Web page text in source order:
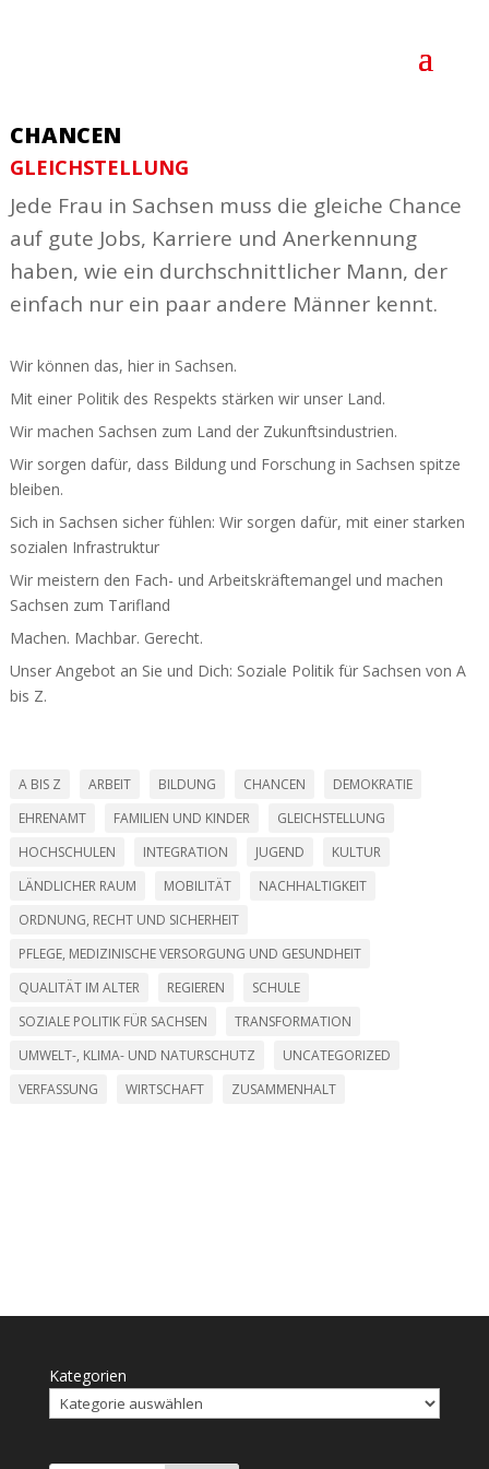
CHANCEN
GLEICH­STELLUNG
Jede Frau in Sachsen muss die gleiche Chance
auf gute Jobs, Karriere und Aner­kennung
haben, wie ein durch­schnitt­licher Mann, der
einfach nur ein paar andere Männer kennt.
Wir können das, hier in Sachsen.
Mit einer Politik des Respekts stärken wir unser Land.
Wir machen Sachsen zum Land der Zukunfts­in­dus­trien.
Wir sorgen dafür, dass Bildung und Forschung in Sachsen spitze
bleiben.
Sich in Sachsen sicher fühlen: Wir sorgen dafür, mit einer starken
sozialen Infra­struktur
Wir meistern den Fach- und Arbeits­kräf­te­mangel und machen
Sachsen zum Tarifland
Machen. Machbar. Gerecht.
Unser Angebot an Sie und Dich: Soziale Politik für Sachsen von A
bis Z.
A BIS Z ARBEIT BILDUNG CHANCEN
DEMOKRATIE
EHRENAMT
FAMILIEN UND KINDER
GLEICHSTELLUNG
HOCHSCHULEN
INTEGRATION JUGEND
KULTUR
LÄNDLICHER RAUM
MOBILITÄT
NACHHALTIGKEIT
ORDNUNG, RECHT UND SICHERHEIT
PFLEGE, MEDIZINISCHE VERSORGUNG UND GESUNDHEIT
QUALITÄT IM ALTER
REGIEREN
SCHULE
SOZIALE POLITIK FÜR SACHSEN
TRANSFORMATION
UMWELT-, KLIMA- UND NATURSCHUTZ
UNCATEGORIZED
VERFASSUNG
WIRTSCHAFT ZUSAMMENHALT
Kategorien